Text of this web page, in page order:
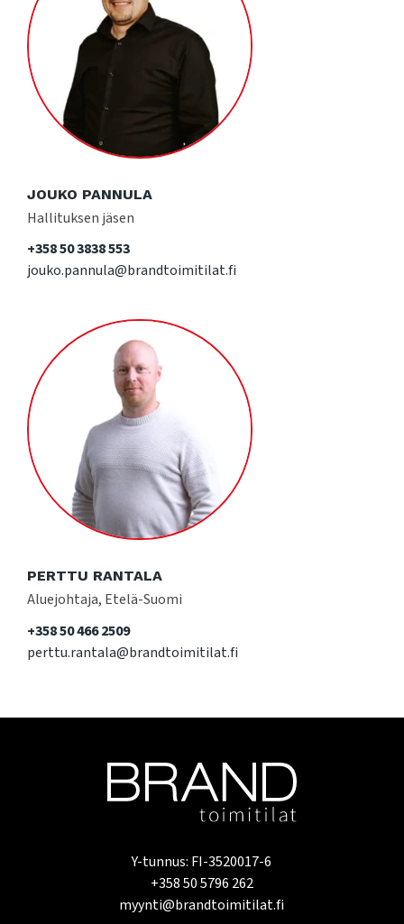
JOUKO PANNULA
Hallituksen jäsen
+358 50 3838 553
jouko.pannula@brandtoimitilat.fi
PERTTU RANTALA
Aluejohtaja, Etelä-Suomi
+358 50 466 2509
perttu.rantala@brandtoimitilat.fi
Y-tunnus: FI-3520017-6
+358 50 5796 262
myynti@brandtoimitilat.fi